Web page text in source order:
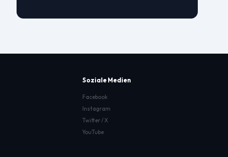
Soziale Medien
Facebook
Instagram
Twitter / X
YouTube